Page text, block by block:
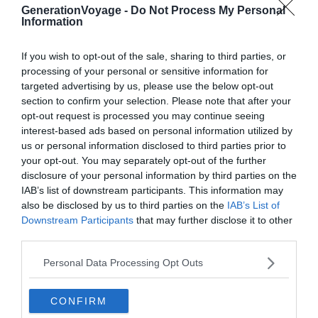
GenerationVoyage - Do Not Process My Personal
Information
If you wish to opt-out of the sale, sharing to third parties, or
processing of your personal or sensitive information for
targeted advertising by us, please use the below opt-out
section to confirm your selection. Please note that after your
opt-out request is processed you may continue seeing
interest-based ads based on personal information utilized by
us or personal information disclosed to third parties prior to
your opt-out. You may separately opt-out of the further
disclosure of your personal information by third parties on the
IAB’s list of downstream participants. This information may
also be disclosed by us to third parties on the IAB’s List of
Downstream Participants that may further disclose it to other
Personal Data Processing Opt Outs
CONFIRM
Le 2 mai 2025
Par Marc Keller
Campings
Les 4 meilleurs campings près de Lloret del mar
Le 2 mai 2025
Par Marc Keller
Campings
Les 5 meilleurs campings dans le Jura
Le 26 avril 2025
Par Marc Keller
Musées
Les 8 musées emblématiques à découvrir à Milan
Par Marc Keller